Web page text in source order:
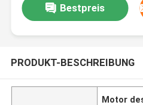
Bestpreis
PRODUKT-BESCHREIBUNG
Motor